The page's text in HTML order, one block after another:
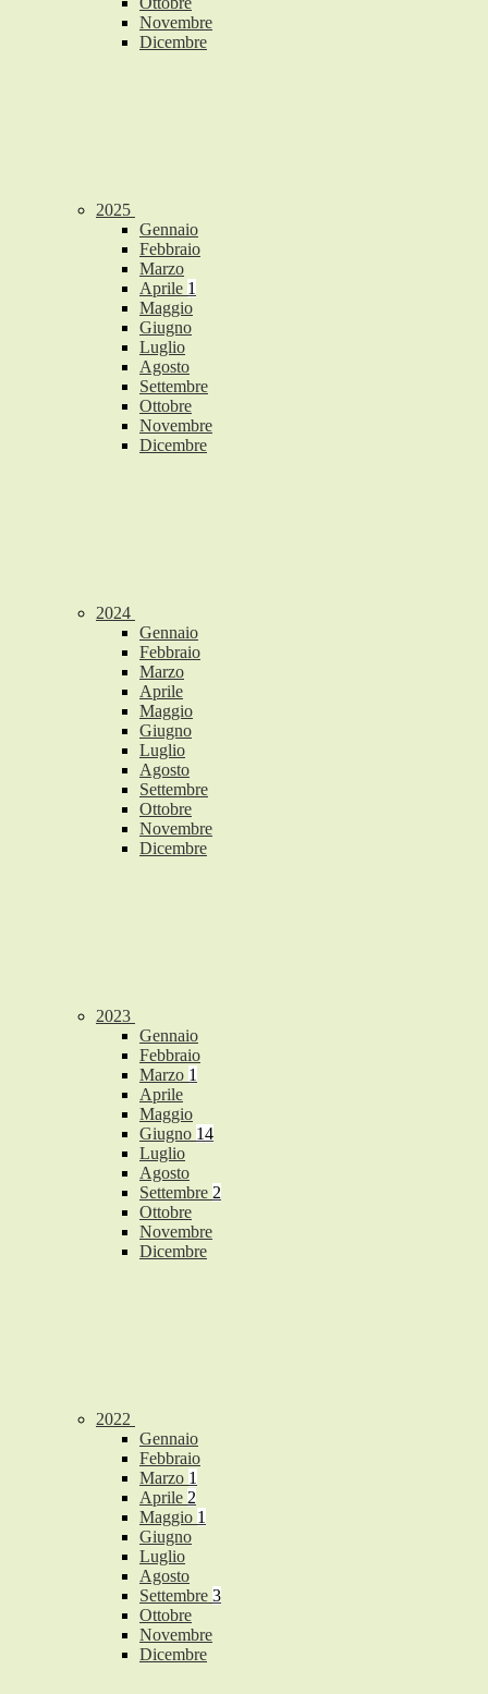
Novembre
Dicembre
2025
Gennaio
Febbraio
Marzo
Aprile 1
Maggio
Giugno
Luglio
Agosto
Settembre
Ottobre
Novembre
Dicembre
2024
Gennaio
Febbraio
Marzo
Aprile
Maggio
Giugno
Luglio
Agosto
Settembre
Ottobre
Novembre
Dicembre
2023
Gennaio
Febbraio
Marzo 1
Aprile
Maggio
Giugno 14
Luglio
Agosto
Settembre 2
Ottobre
Novembre
Dicembre
2022
Gennaio
Febbraio
Marzo 1
Aprile 2
Maggio 1
Giugno
Luglio
Agosto
Settembre 3
Ottobre
Novembre
Dicembre